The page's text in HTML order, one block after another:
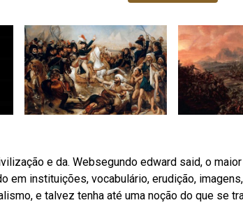
e da. Websegundo edward said, o
em instituições, vocabulário, erudição,
e talvez tenha até uma noção do que se